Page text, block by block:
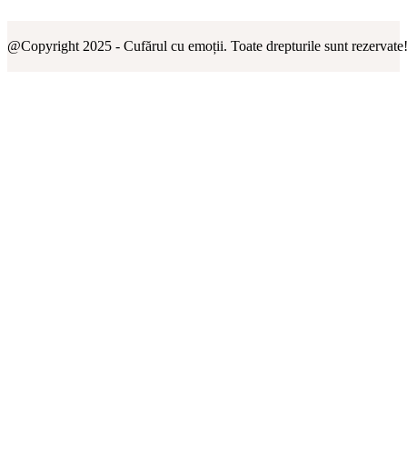
@Copyright 2025 - Cufărul cu emoții. Toate drepturile sunt rezervate!